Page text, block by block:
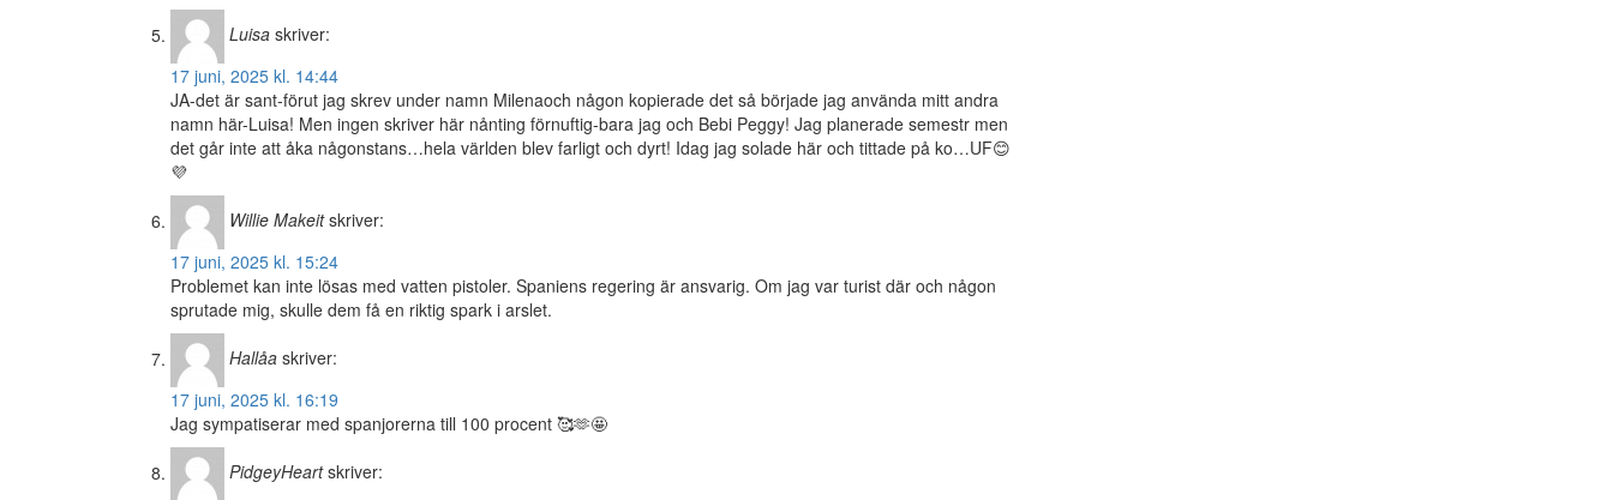
Luisa skriver:
17 juni, 2025 kl. 14:44
JA-det är sant-förut jag skrev under namn Milenaoch någon kopierade det så började jag använda mitt andra
namn här-Luisa! Men ingen skriver här nånting förnuftig-bara jag och Bebi Peggy! Jag planerade semestr men
det går inte att åka någonstans…hela världen blev farligt och dyrt! Idag jag solade här och tittade på ko…UF😊
💜
Willie Makeit skriver:
17 juni, 2025 kl. 15:24
Problemet kan inte lösas med vatten pistoler. Spaniens regering är ansvarig. Om jag var turist där och någon
sprutade mig, skulle dem få en riktig spark i arslet.
Hallåa skriver:
17 juni, 2025 kl. 16:19
Jag sympatiserar med spanjorerna till 100 procent 🥰🫶🤩
PidgeyHeart skriver: